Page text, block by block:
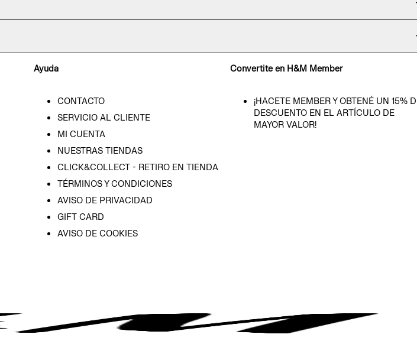
Ayuda
CONTACTO
SERVICIO AL CLIENTE
MI CUENTA
NUESTRAS TIENDAS
CLICK&COLLECT - RETIRO EN TIENDA
TÉRMINOS Y CONDICIONES
AVISO DE PRIVACIDAD
GIFT CARD
AVISO DE COOKIES
Convertite en H&M Member
¡HACETE MEMBER Y OBTENÉ UN 15%
DESCUENTO EN EL ARTÍCULO DE
MAYOR VALOR!